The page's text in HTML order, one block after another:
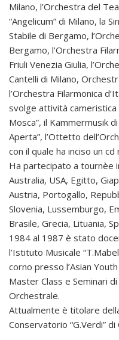
Milano, l’Orchestra del
“Angelicum” di Milano, la
Stabile di Bergamo,
Bergamo, l’Orchestra
Friuli Venezia Giulia,
Cantelli di Milano,
l’Orchestra Filarmonica
svolge attività cameristica
Mosca”, il Kammermusik
Aperta”, l’Ottetto
con il quale ha inciso un cd
Ha partecipato a tournèe
Australia, USA, Egitto,
Austria, Portogallo,
Slovenia, Lussemburgo,
Brasile, Grecia, Lituania,
1984 al 1987 è stato
l’Istituto Musicale
corno presso l’Asian
Master Class e Seminari
Orchestrale.
Attualmente è titolare
Conservatorio “G.Verdi” di